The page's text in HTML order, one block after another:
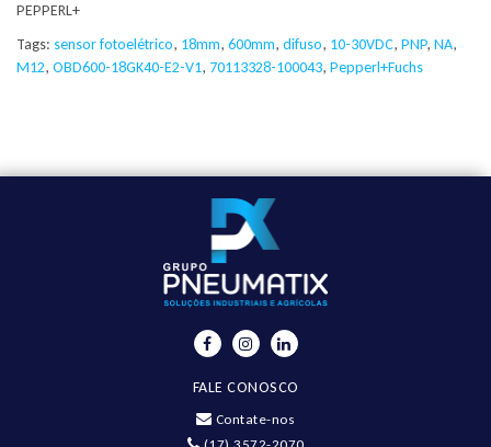
PEPPERL+
Tags: sensor fotoelétrico, 18mm, 600mm, difuso, 10-30VDC, PNP, NA,
M12, OBD600-18GK40-E2-V1, 70113328-100043, Pepperl+Fuchs
FALE CONOSCO
Contate-nos